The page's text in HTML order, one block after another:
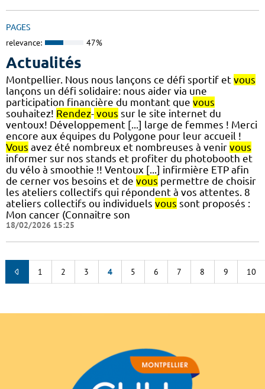
PAGES
relevance: 47%
Actualités
Montpellier. Nous nous lançons ce défi sportif et vous
lançons un défi solidaire: nous aider via une
participation financière du montant que vous
souhaitez! Rendez- vous sur le site internet du
ventoux! Développement [...] large de femmes ! Merci
encore aux équipes du Polygone pour leur accueil !
Vous avez été nombreux et nombreuses à venir vous
informer sur nos stands et profiter du photobooth et
du vélo à smoothie !! Ventoux [...] infirmière ETP afin
de cerner vos besoins et de vous permettre de choisir
les ateliers collectifs qui répondent à vos attentes. 8
ateliers collectifs ou individuels vous sont proposés :
Mon cancer (Connaitre son
18/02/2026 15:25
1 2 3 4 5 6 7 8 9 10